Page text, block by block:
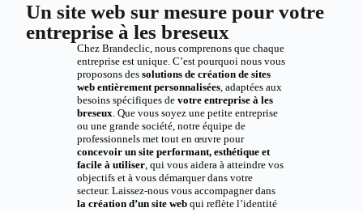
Un site web sur mesure pour votre
entreprise à les breseux
Chez Brandeclic, nous comprenons que chaque
entreprise est unique. C’est pourquoi nous vous
proposons des solutions de création de sites
web entièrement personnalisées, adaptées aux
besoins spécifiques de votre entreprise à les
breseux. Que vous soyez une petite entreprise
ou une grande société, notre équipe de
professionnels met tout en œuvre pour
concevoir un site performant, esthétique et
facile à utiliser, qui vous aidera à atteindre vos
objectifs et à vous démarquer dans votre
secteur. Laissez-nous vous accompagner dans
la création d’un site webqui reflète l’identité